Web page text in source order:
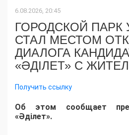
6.08.2026, 20:45
ГОРОДСКОЙ ПАРК
СТАЛ МЕСТОМ
ДИАЛОГА
«ӘДІЛЕТ» С
Получить ссылку
Об этом сообщает
«Әділет».